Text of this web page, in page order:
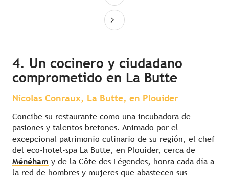
4. Un cocinero y ciudadano
comprometido en La Butte
Nicolas Conraux, La Butte, en Plouider
Concibe su restaurante como una incubadora de
pasiones y talentos bretones. Animado por el
excepcional patrimonio culinario de su región, el chef
del eco-hotel-spa La Butte, en Plouider, cerca de
Ménéham y de la Côte des Légendes, honra cada día a
la red de hombres y mujeres que abastecen sus